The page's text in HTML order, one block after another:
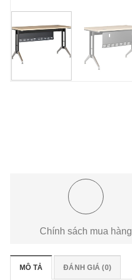
Chính sách mua hàng
MÔ TẢ ĐÁNH GIÁ (0)